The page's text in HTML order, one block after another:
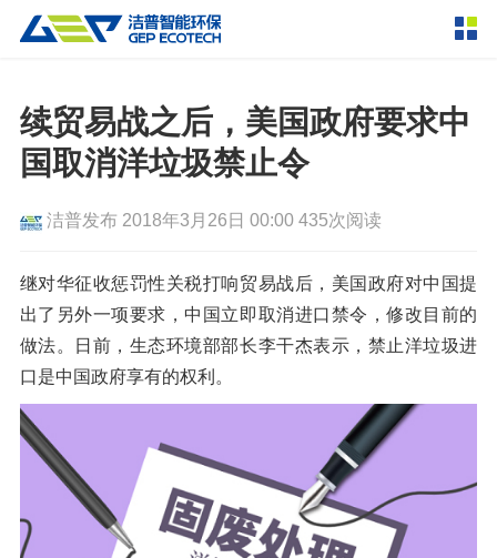
双轴撕碎机 单轴撕碎机
垃圾破袋机 移动式撕碎站
粉碎设备
环锤式粉碎机 鼓式粉碎机
轮胎钢丝分离机
破碎设备
反击式破碎机
重型锤式破碎机 移动式破碎站
挤压成型设备
生物质颗粒机
液压打包机
封闭式破碎系统 废轮胎热解系统
橡胶破胶机组
分选分离设备
风选机 滚筒筛
解决方案
服务支持
新闻资讯
走进洁普
联系我们
续贸易战之后，美国政府要求中
国取消洋垃圾禁止令
洁普发布 2018年3月26日 00:00 435次阅读
继对华征收惩罚性关税打响贸易战后，美国政府对中国提
出了另外一项要求，中国立即取消进口禁令，修改目前的
做法。日前，生态环境部部长李干杰表示，禁止洋垃圾进
口是中国政府享有的权利。